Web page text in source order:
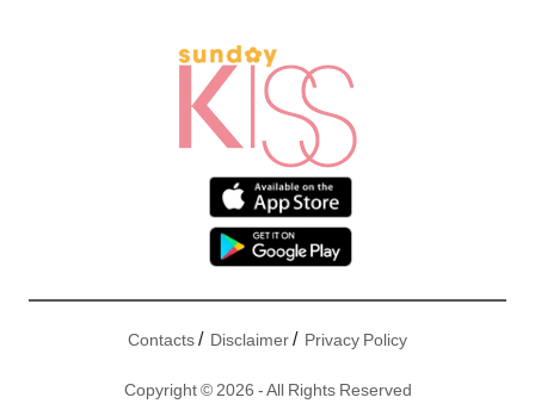
Contacts/ Disclaimer/ Privacy Policy
Copyright © 2026 - All Rights Reserved